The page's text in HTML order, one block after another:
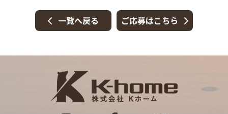
一覧へ戻る ご応募はこちら